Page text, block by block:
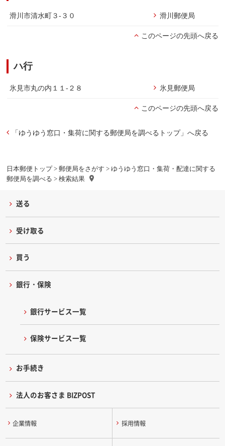
日本郵便トップ> 郵便局をさがす > ゆうゆう窓口・集荷・配達に関する
郵便局を調べる > 検索結果
滑川市清水町３-３０ 滑川郵便局
このページの先頭へ戻る
ハ行
氷見市丸の内１１-２８ 氷見郵便局
このページの先頭へ戻る
「ゆうゆう窓口・集荷に関する郵便局を調べるトップ」へ戻る
送る
受け取る
買う
銀行・保険
銀行サービス一覧
保険サービス一覧
お手続き
法人のお客さま BIZPOST
企業情報 採用情報